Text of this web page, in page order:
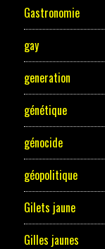
Gastronomie
gay
generation
génétique
génocide
géopolitique
Gilets jaune
Gilles jaunes